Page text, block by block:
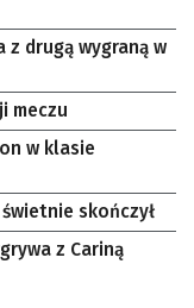
z drugą wygraną w
meczu
w klasie
skończył
z Cariną